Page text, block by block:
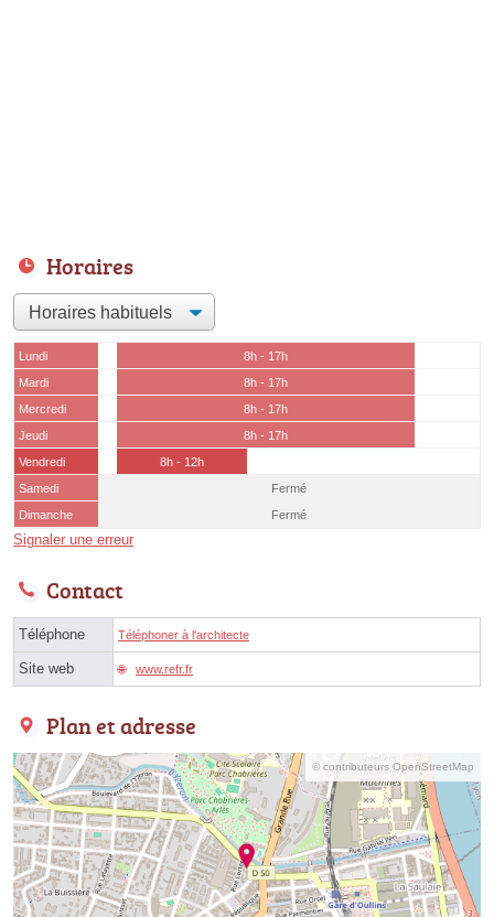
Horaires
Lundi
8h - 17h
Mardi
8h - 17h
Mercredi
8h - 17h
Jeudi
8h - 17h
Vendredi
8h - 12h
Samedi
Fermé
Dimanche
Fermé
Signaler une erreur
Contact
Téléphone Téléphoner à l'architecte
Site web www.refr.fr
Plan et adresse
© contributeurs OpenStreetMap